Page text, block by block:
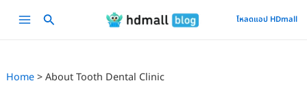
Main
โหลดแอป HDmall
Home About Tooth Dental Clinic